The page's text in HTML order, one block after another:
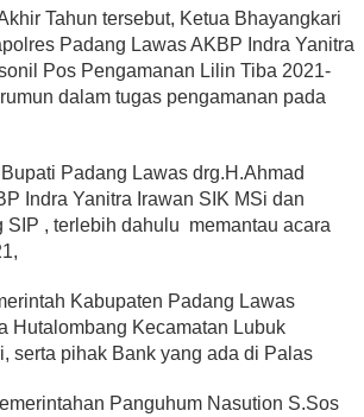
Tahun tersebut, Ketua Bhayangkari
Padang Lawas AKBP Indra Yanitra
Pos Pengamanan Lilin Tiba 2021-
dalam tugas pengamanan pada
Padang Lawas drg.H.Ahmad
Indra Yanitra Irawan SIK MSi dan
, terlebih dahulu memantau acara
Kabupaten Padang Lawas
Hutalombang Kecamatan Lubuk
serta pihak Bank yang ada di Palas
Panguhum Nasution S.Sos